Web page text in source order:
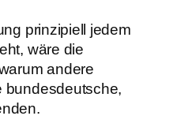
prinzipiell jedem
wäre die
andere
bundesdeutsche,